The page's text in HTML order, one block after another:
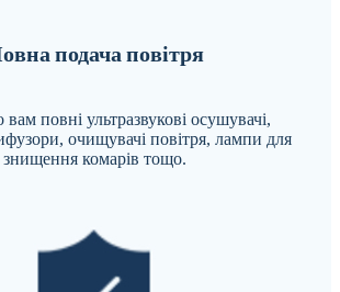
подача повітря
повні ультразвукові осушувачі,
очищувачі повітря, лампи для
знищення комарів тощо.